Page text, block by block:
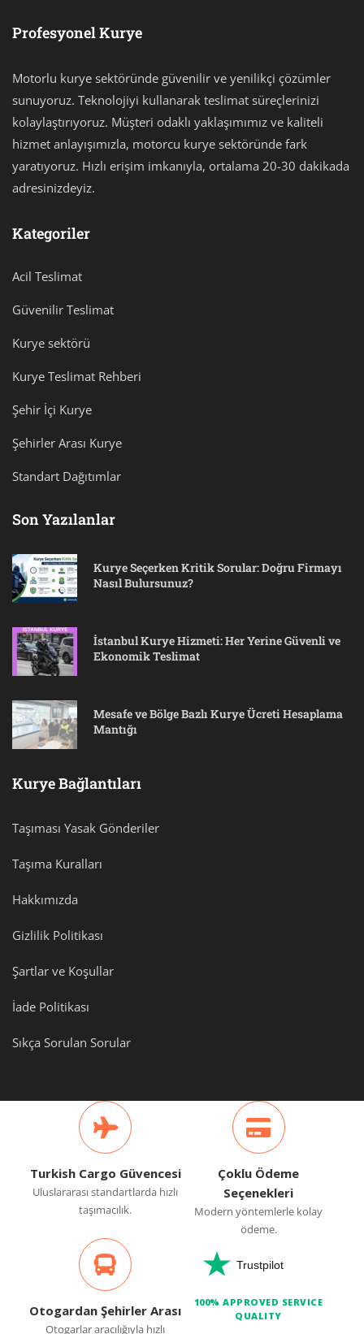
Profesyonel Kurye
Motorlu kurye sektöründe güvenilir ve yenilikçi çözümler
sunuyoruz. Teknolojiyi kullanarak teslimat süreçlerinizi
kolaylaştırıyoruz. Müşteri odaklı yaklaşımımız ve kaliteli
hizmet anlayışımızla, motorcu kurye sektöründe fark
yaratıyoruz. Hızlı erişim imkanıyla, ortalama 20-30 dakikada
adresinizdeyiz.
Kategoriler
Acil Teslimat
Güvenilir Teslimat
Kurye sektörü
Kurye Teslimat Rehberi
Şehir İçi Kurye
Şehirler Arası Kurye
Standart Dağıtımlar
Son Yazılanlar
Kurye Seçerken Kritik Sorular: Doğru Firmayı
Nasıl Bulursunuz?
İstanbul Kurye Hizmeti: Her Yerine Güvenli ve
Ekonomik Teslimat
Mesafe ve Bölge Bazlı Kurye Ücreti Hesaplama
Mantığı
Kurye Bağlantıları
Taşıması Yasak Gönderiler
Taşıma Kuralları
Hakkımızda
Gizlilik Politikası
Şartlar ve Koşullar
İade Politikası
Sıkça Sorulan Sorular
Turkish Cargo Güvencesi
Uluslararası standartlarda hızlı
taşımacılık.
Çoklu Ödeme
Seçenekleri
Modern yöntemlerle kolay
ödeme.
Otogardan Şehirler Arası
Otogarlar aracılığıyla hızlı
Trustpilot
100% APPROVED SERVICE
QUALITY